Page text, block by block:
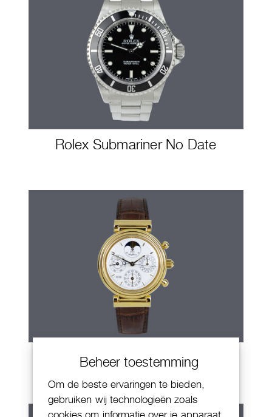
Beheer toestemming
Om de beste ervaringen te bieden,
gebruiken wij technologieën zoals
cookies om informatie over je apparaat
Rolex Submariner No Date
IWC Da Vinci